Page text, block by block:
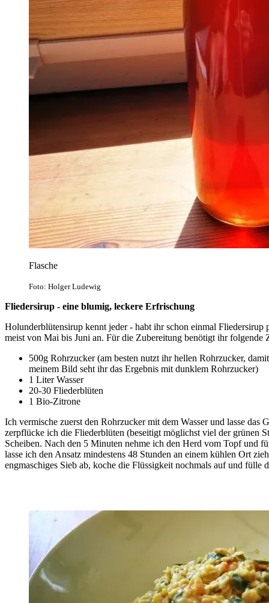
Flasche
Foto: Holger Ludewig
Fliedersirup - eine blumig, leckere Erfrischung
Holunderblütensirup kennt jeder - habt ihr schon einmal
meist von Mai bis Juni an. Für die Zubereitung benötigt ihr folgende
500g Rohrzucker (am besten nutzt ihr hellen Rohrzucker,
meinem Bild seht ihr das Ergebnis mit dunklem Rohrzucker)
1 Liter Wasser
20-30 Fliederblüten
1 Bio-Zitrone
Ich vermische zuerst den Rohrzucker mit dem Wasser und lasse das
zerpflücke ich die Fliederblüten (beseitigt möglichst viel der grünen
Scheiben. Nach den 5 Minuten nehme ich den Herd vom Topf und
lasse ich den Ansatz mindestens 48 Stunden an einem kühlen Ort
engmaschiges Sieb ab, koche die Flüssigkeit nochmals auf und fülle